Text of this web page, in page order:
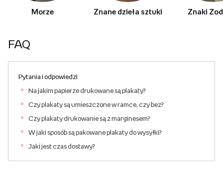
Morze Znane dzieła sztuki Znaki
FAQ
Pytania i odpowiedzi
Na jakim papierze drukowane są plakaty?
Czy plakaty są umieszczone w ramce, czy bez?
Czy plakaty drukowanie są z marginesem?
W jaki sposób są pakowane plakaty do wysyłki?
Jaki jest czas dostawy?